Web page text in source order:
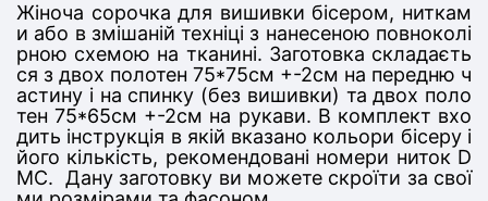
Жіноча сорочка для вишивки бісером, ниткам
и або в змішаній техніці з нанесеною повноколі
рною схемою на тканині. Заготовка складаєть
ся з двох полотен 75*75см +-2см на передню ч
астину і на спинку (без вишивки) та двох поло
тен 75*65см +-2см на рукави. В комплект вхо
дить інструкція в якій вказано кольори бісеру і
його кількість, рекомендовані номери ниток D
MC. Дану заготовку ви можете скроїти за свої